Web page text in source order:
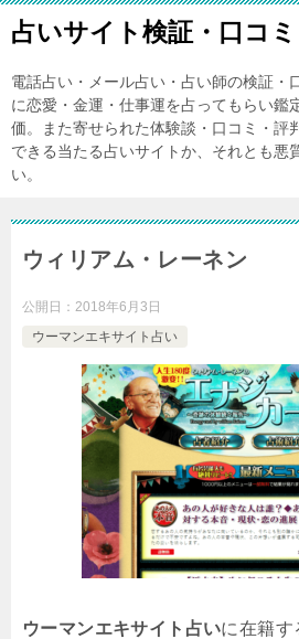
占いサイト検証・口コミ
電話占い・メール占い・占い師の検証・
に恋愛・金運・仕事運を占ってもらい鑑
価。また寄せられた体験談・口コミ・評
できる当たる占いサイトか、それとも悪
い。
ウィリアム・レーネン
公開日： 2018年6月3日
ウーマンエキサイト占い
ウーマンエキサイト占いに在籍す